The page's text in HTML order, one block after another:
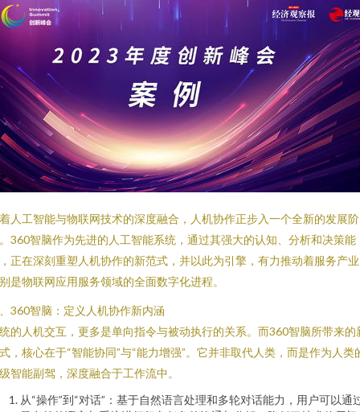
人工智能与物联网技术的深度融合，人机协作正步入一个全新的发展阶
360智脑作为先进的人工智能系统，通过其强大的认知、分析和决策能
正在深刻重塑人机协作的新范式，并以此为引擎，有力推动着服务产
是物联网应用服务领域的全面数字化进程。
360智脑：定义人机协作新内涵
的人机交互，更多是单向指令与被动执行的关系。而360智脑所带来的
，核心在于“智能协同”与“能力增强”。它并非取代人类，而是作为人类
智能副驾，深度融合于工作流中。
从“操作”到“对话”：基于自然语言处理和多轮对话能力，用户可以通